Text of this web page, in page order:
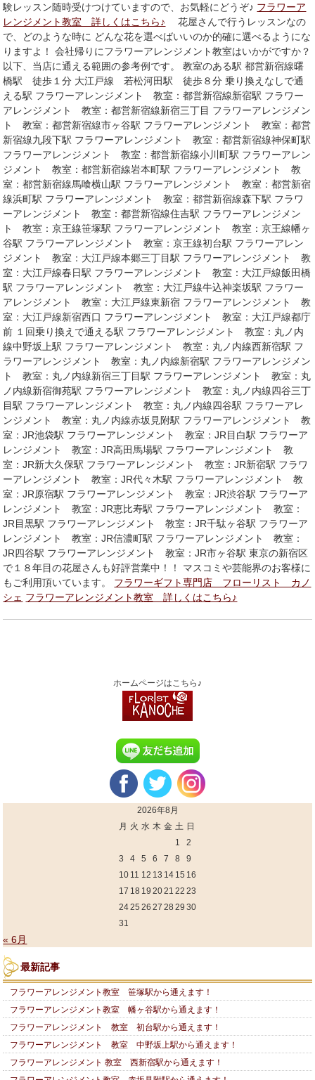
験レッスン随時受けつけていますので、お気軽にどうぞ♪ フラワーア
レンジメント教室 詳しくはこちら♪ 花屋さんで行うレッスンなの
で、どのような時に どんな花を選べばいいのか的確に選べるようにな
りますよ！ 会社帰りにフラワーアレンジメント教室はいかがですか？
以下、当店に通える範囲の参考例です。 教室のある駅 都営新宿線曙
橋駅 徒歩１分 大江戸線 若松河田駅 徒歩８分 乗り換えなしで通
える駅 フラワーアレンジメント 教室：都営新宿線新宿駅 フラワー
アレンジメント 教室：都営新宿線新宿三丁目 フラワーアレンジメン
ト 教室：都営新宿線市ヶ谷駅 フラワーアレンジメント 教室：都営
新宿線九段下駅 フラワーアレンジメント 教室：都営新宿線神保町駅
フラワーアレンジメント 教室：都営新宿線小川町駅 フラワーアレン
ジメント 教室：都営新宿線岩本町駅 フラワーアレンジメント 教
室：都営新宿線馬喰横山駅 フラワーアレンジメント 教室：都営新宿
線浜町駅 フラワーアレンジメント 教室：都営新宿線森下駅 フラワ
ーアレンジメント 教室：都営新宿線住吉駅 フラワーアレンジメン
ト 教室：京王線笹塚駅 フラワーアレンジメント 教室：京王線幡ヶ
谷駅 フラワーアレンジメント 教室：京王線初台駅 フラワーアレン
ジメント 教室：大江戸線本郷三丁目駅 フラワーアレンジメント 教
室：大江戸線春日駅 フラワーアレンジメント 教室：大江戸線飯田橋
駅 フラワーアレンジメント 教室：大江戸線牛込神楽坂駅 フラワー
アレンジメント 教室：大江戸線東新宿 フラワーアレンジメント 教
室：大江戸線新宿西口 フラワーアレンジメント 教室：大江戸線都庁
前 １回乗り換えで通える駅 フラワーアレンジメント 教室：丸ノ内
線中野坂上駅 フラワーアレンジメント 教室：丸ノ内線西新宿駅 フ
ラワーアレンジメント 教室：丸ノ内線新宿駅 フラワーアレンジメン
ト 教室：丸ノ内線新宿三丁目駅 フラワーアレンジメント 教室：丸
ノ内線新宿御苑駅 フラワーアレンジメント 教室：丸ノ内線四谷三丁
目駅 フラワーアレンジメント 教室：丸ノ内線四谷駅 フラワーアレ
ンジメント 教室：丸ノ内線赤坂見附駅 フラワーアレンジメント 教
室：JR池袋駅 フラワーアレンジメント 教室：JR目白駅 フラワーア
レンジメント 教室：JR高田馬場駅 フラワーアレンジメント 教
室：JR新大久保駅 フラワーアレンジメント 教室：JR新宿駅 フラワ
ーアレンジメント 教室：JR代々木駅 フラワーアレンジメント 教
室：JR原宿駅 フラワーアレンジメント 教室：JR渋谷駅 フラワーア
レンジメント 教室：JR恵比寿駅 フラワーアレンジメント 教室：
JR目黒駅 フラワーアレンジメント 教室：JR千駄ヶ谷駅 フラワーア
レンジメント 教室：JR信濃町駅 フラワーアレンジメント 教室：
JR四谷駅 フラワーアレンジメント 教室：JR市ヶ谷駅 東京の新宿区
で１８年目の花屋さんも好評営業中！！ マスコミや芸能界のお客様に
もご利用頂いています。 フラワーギフト専門店 フローリスト カノ
シェ フラワーアレンジメント教室 詳しくはこちら♪
ホームページはこちら♪
2026年8月
月 火 水 木 金 土 日
1
2
3
4 5 6 7 8
9
10 11 12 13 14 15 16
17 18 19 2021 22 23
2425 26 27 28 29 30
31
« 6月
最新記事
フラワーアレンジメント教室 笹塚駅から通えます！
フラワーアレンジメント教室 幡ヶ谷駅から通えます！
フラワーアレンジメント 教室 初台駅から通えます！
フラワーアレンジメント 教室 中野坂上駅から通えます！
フラワーアレンジメント 教室 西新宿駅から通えます！